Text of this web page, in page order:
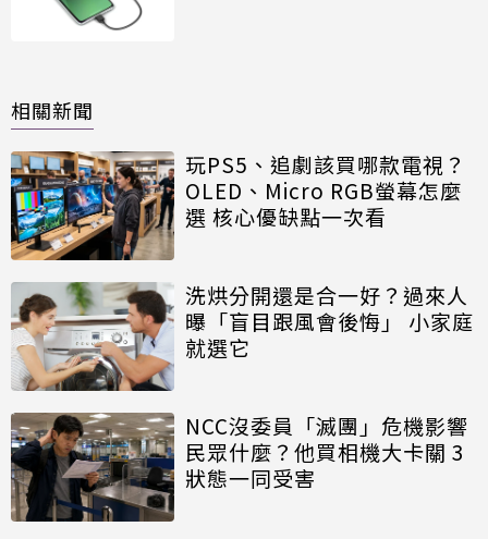
相關新聞
玩PS5、追劇該買哪款電視？
OLED、Micro RGB螢幕怎麼
選 核心優缺點一次看
洗烘分開還是合一好？過來人
曝「盲目跟風會後悔」 小家庭
就選它
NCC沒委員「滅團」危機影響
民眾什麼？他買相機大卡關 3
狀態一同受害